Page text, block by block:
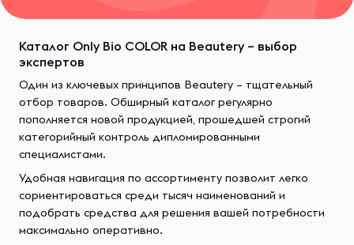
Каталог Only Bio COLOR на Beautery – выбор
экспертов
Один из ключевых принципов Beautery – тщательный
отбор товаров. Обширный каталог регулярно
пополняется новой продукцией, прошедшей строгий
категорийный контроль дипломированными
специалистами.
Удобная навигация по ассортименту позволит легко
сориентироваться среди тысяч наименований и
подобрать средства для решения вашей потребности
максимально оперативно.